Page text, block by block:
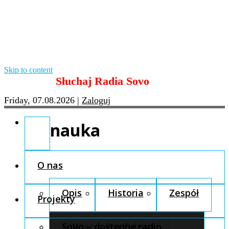
Skip to content
Słuchaj Radia Sovo
Friday, 07.08.2026 | Zaloguj
O nas
Opis Historia Zespół
Fundacja Pro Cultura
Projekty
SoVo – dostępne radio
nauka